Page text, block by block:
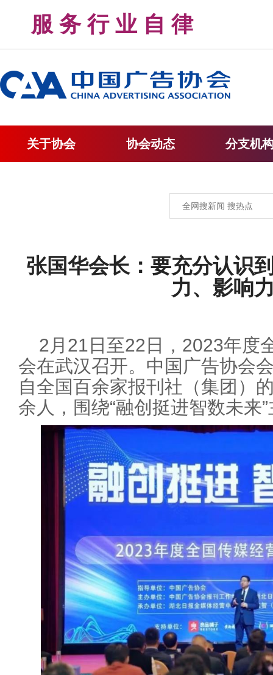
服 务 行 业 自 律
关于协会 协会动态 分支机
张国华会长：要充分认识
力、影响
2月21日至22日，2023年度
会在武汉召开。中国广告协会
自全国百余家报刊社（集团）
余人，围绕“融创挺进智数未来